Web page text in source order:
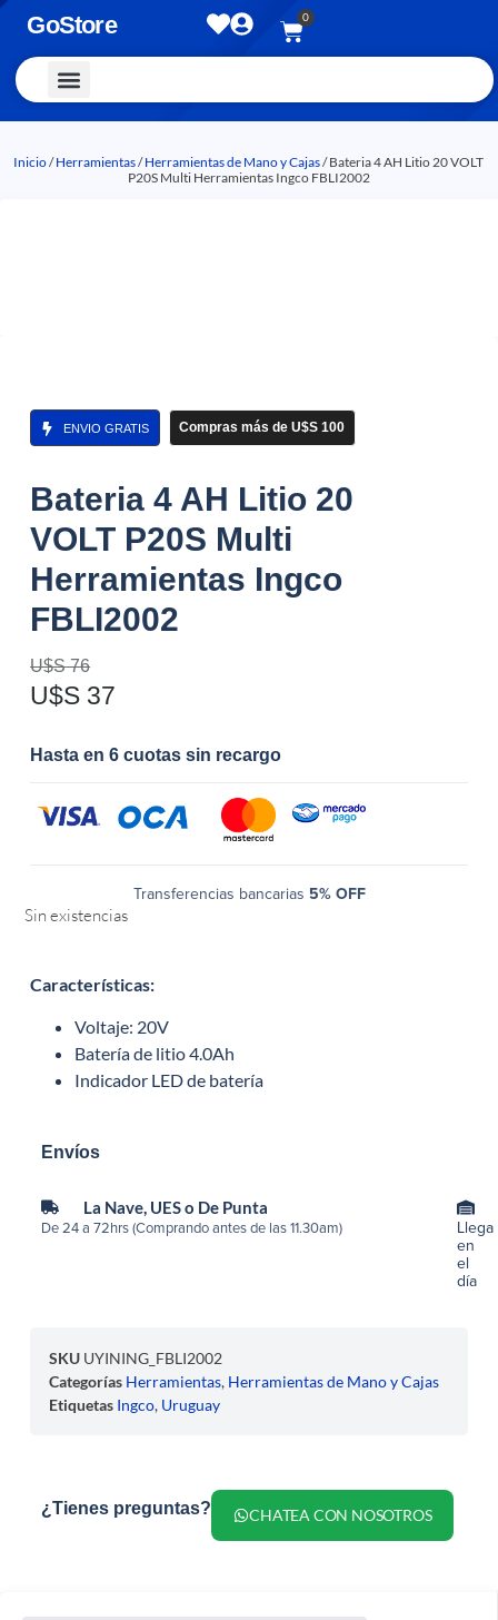
GoStore 0
Inicio/Herramientas/Herramientas de Mano y Cajas/ Bateria 4 AH Litio 20 VOLT
P20S Multi Herramientas Ingco FBLI2002
ENVIO GRATIS Compras más de U$S 100
Bateria 4 AH Litio 20
VOLT P20S Multi
Herramientas Ingco
FBLI2002
U$S76
U$S 37
Hasta en 6 cuotas sin recargo
Transferencias bancarias 5% OFF
Sin existencias
Características:
Voltaje: 20V
Batería de litio 4.0Ah
Indicador LED de batería
Envíos
La Nave, UES o De Punta
De 24 a 72hrs (Comprando antes de las 11.30am)
Llega
en
el
día
SKU UYINING_FBLI2002
Categorías Herramientas, Herramientas de Mano y Cajas
Etiquetas Ingco, Uruguay
¿Tienes preguntas? CHATEA CON NOSOTROS